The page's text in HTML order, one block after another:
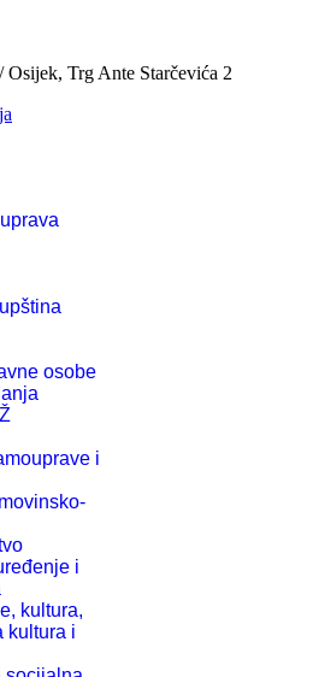
Osijek, Trg Ante Starčevića 2
osobe
i
i
kultura,
kultura i